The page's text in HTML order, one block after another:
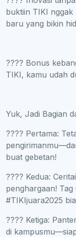
buktiin TIKI
baru yang bikin
???? Bonus
TIKI, kamu udah
Yuk, Jadi Bagian
???? Pertama:
buat gebetan!
???? Kedua:
penghargaan!
#TIKIjuara2025
???? Ketiga:
di